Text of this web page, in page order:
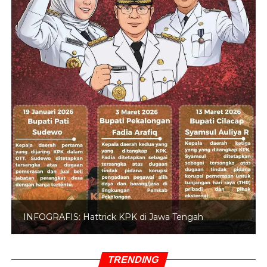
Misteri Dunia Bawah Tanah,
Apa Benar Disebut dalam
Alquran?
Selain membahas penciptaan bumi, sebagian kalangan
juga mengaitkan sejumlah ayat Alquran dengan teori
tentang dunia bawah tanah atau wilayah tersembunyi di
dalam bumi.
BACA JUGA Ayat Al-Qur'an Ini Bikin Hati Tenang
Saat Kehilangan
Salah satu ayat yang sering dikutip adalah Surat Thaha
ayat 6 yang menyebutkan bahwa milik Allah apa yang
berada di bawah tanah.
INFOGRAFIS: Hattrick KPK di Jawa Tengah
TRENDING